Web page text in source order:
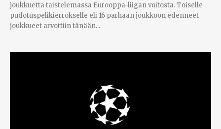
joukkuetta taistelemassa Eurooppa-liigan voitosta. Toiselle
pudotuspelikierrokselle eli 16 parhaan joukkoon edenneet
joukkueet arvottiin tänään...